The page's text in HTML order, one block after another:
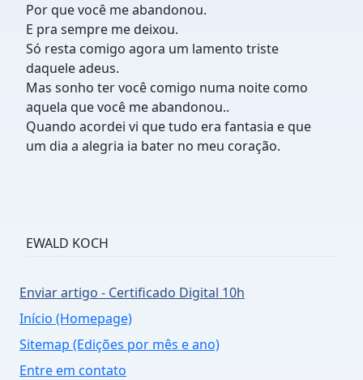
Por que você me abandonou.
E pra sempre me deixou.
Só resta comigo agora um lamento triste
daquele adeus.
Mas sonho ter você comigo numa noite como
aquela que você me abandonou..
Quando acordei vi que tudo era fantasia e que
um dia a alegria ia bater no meu coração.
EWALD KOCH
Enviar artigo - Certificado Digital 10h
Início (Homepage)
Sitemap (Edições por mês e ano)
Entre em contato